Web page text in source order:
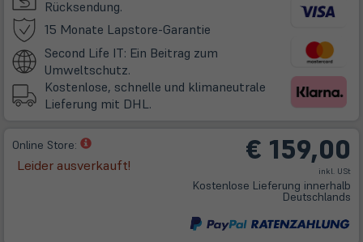
Rücksendung.
15 Monate Lapstore-Garantie
neuem
Second Life IT: Ein Beitrag zum
Umweltschutz.
Kostenlose, schnelle und klimaneutrale
Lieferung mit DHL.
Online Store:
(öffnet
in
neuem
Leider ausverkauft! € 159,00
inkl. USt
Kostenlose Lieferung innerhalb
Deutschlands